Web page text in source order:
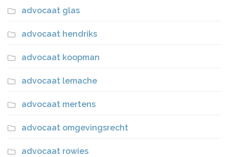
advocaat glas
advocaat hendriks
advocaat koopman
advocaat lemache
advocaat mertens
advocaat omgevingsrecht
advocaat rowies